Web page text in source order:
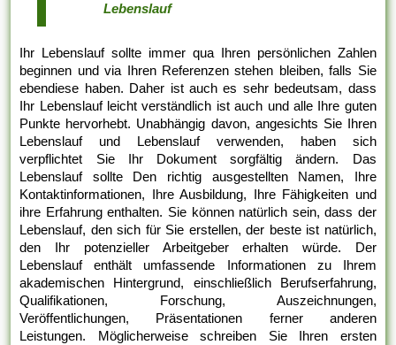
Lebenslauf
Ihr Lebenslauf sollte immer qua Ihren persönlichen Zahlen
beginnen und via Ihren Referenzen stehen bleiben, falls Sie
ebendiese haben. Daher ist auch es sehr bedeutsam, dass
Ihr Lebenslauf leicht verständlich ist auch und alle Ihre guten
Punkte hervorhebt. Unabhängig davon, angesichts Sie Ihren
Lebenslauf und Lebenslauf verwenden, haben sich
verpflichtet Sie Ihr Dokument sorgfältig ändern. Das
Lebenslauf sollte Den richtig ausgestellten Namen, Ihre
Kontaktinformationen, Ihre Ausbildung, Ihre Fähigkeiten und
ihre Erfahrung enthalten. Sie können natürlich sein, dass der
Lebenslauf, den sich für Sie erstellen, der beste ist natürlich,
den Ihr potenzieller Arbeitgeber erhalten würde. Der
Lebenslauf enthält umfassende Informationen zu Ihrem
akademischen Hintergrund, einschließlich Berufserfahrung,
Qualifikationen, Forschung, Auszeichnungen,
Veröffentlichungen, Präsentationen ferner anderen
Leistungen. Möglicherweise schreiben Sie Ihren ersten